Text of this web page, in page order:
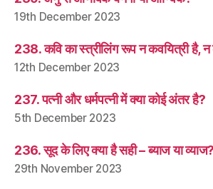
19th December 2023
238. कवि का स्त्रीलिंग रूप न कवयित्री है, न
12th December 2023
237. पत्नी और धर्मपत्नी में क्या कोई अंतर है?
5th December 2023
236. सूद के लिए क्या है सही – ब्याज या व्याज?
29th November 2023